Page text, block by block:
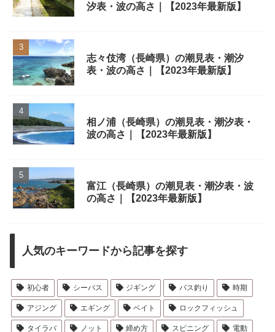
汐表・波の高さ｜【2023年最新版】
志々伎湾（長崎県）の潮見表・潮汐
表・波の高さ｜【2023年最新版】
相ノ浦（長崎県）の潮見表・潮汐表・
波の高さ｜【2023年最新版】
富江（長崎県）の潮見表・潮汐表・波
の高さ｜【2023年最新版】
人気のキーワードから記事を探す
初心者 シーバス ジギング バス釣り 時期
アジング エギング ベイト ロックフィッシュ
タイラバ ノット 締め方 スピニング 電動